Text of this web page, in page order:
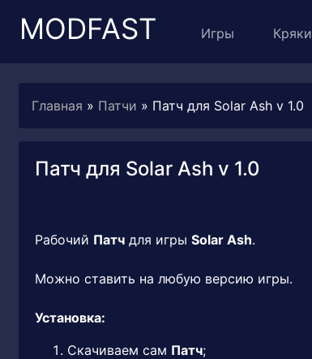
MODFAST Игры Кряки
Главная » Патчи » Патч для Solar Ash v 1.0
Патч для Solar Ash v 1.0
Рабочий Патч для игры Solar Ash.
Можно ставить на любую версию игры.
Установка:
Скачиваем сам Патч;